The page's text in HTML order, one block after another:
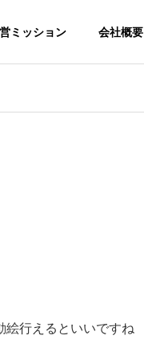
ミッション 会社概要
絵行えるといいですね